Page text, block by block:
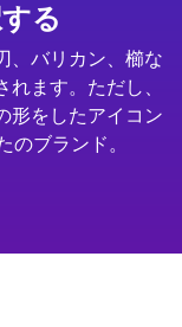
る
、バリカン、櫛な
ます。ただし、
形をしたアイコン
のブランド。